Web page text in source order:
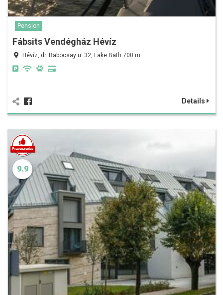
Pension
Fábsits Vendégház Hévíz
Hévíz, dr. Babocsay u. 32, Lake Bath 700 m
Details
9.9